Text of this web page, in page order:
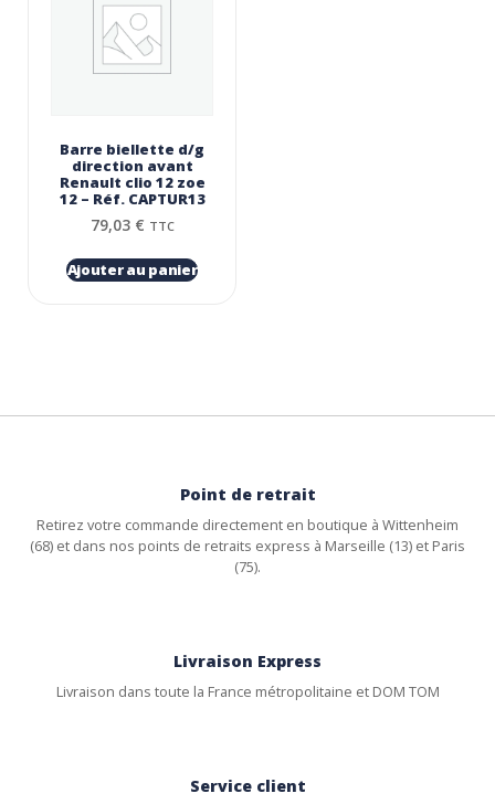
Barre biellette d/g
direction avant
Renault clio 12 zoe
12 – Réf. CAPTUR13
79,03 € TTC
Ajouter au panier
Point de retrait
Retirez votre commande directement en boutique à Wittenheim
(68) et dans nos points de retraits express à Marseille (13) et Paris
(75).
Livraison Express
Livraison dans toute la France métropolitaine et DOM TOM
Service client